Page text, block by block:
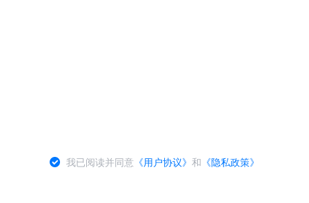
我已阅读并同意 《用户协议》和 《隐私政策》